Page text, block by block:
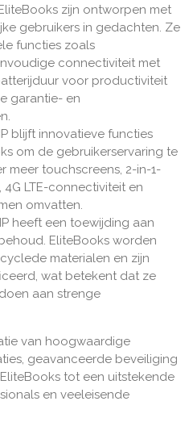
zijn ontworpen met
gebruikers in gedachten. Ze
functies zoals
connectiviteit met
voor productiviteit
garantie- en
blijft innovatieve functies
om de gebruikerservaring te
meer touchscreens, 2-in-1-
LTE-connectiviteit en
omvatten.
heeft een toewijding aan
EliteBooks worden
materialen en zijn
wat betekent dat ze
aan strenge
van hoogwaardige
geavanceerde beveiliging
tot een uitstekende
en veeleisende